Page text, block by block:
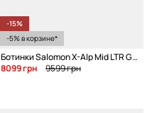
-15%
-5% в корзине*
Ботинки Salomon X-Alp Mid LTR GTX
8099 грн
9599 грн